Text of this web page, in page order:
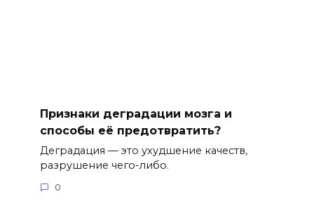
Признаки деградации мозга и
способы её предотвратить?
Деградация — это ухудшение качеств,
разрушение чего-либо.
0